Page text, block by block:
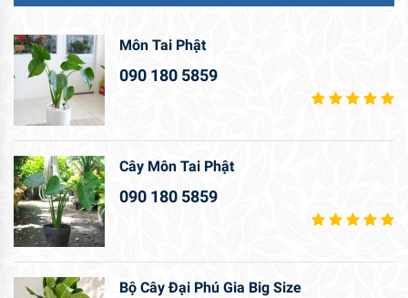
Môn Tai Phật
090 180 5859
Cây Môn Tai Phật
090 180 5859
Bộ Cây Đại Phú Gia Big Size